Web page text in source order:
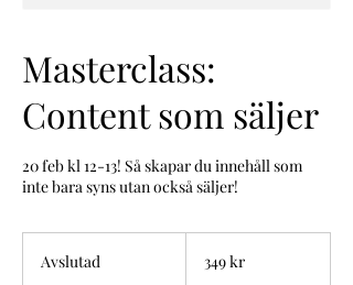
Masterclass:
Content som säljer
20 feb kl 12-13! Så skapar du innehåll som
inte bara syns utan också säljer!
Avslutad
kronor349 kr